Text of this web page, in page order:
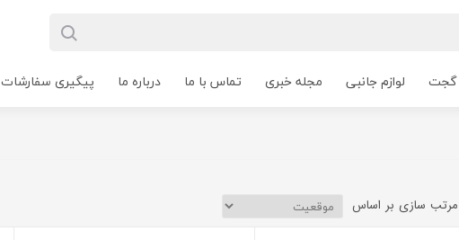
گجت لوازم جانبی مجله خبری تماس با ما درباره ما پیگیری سفارشات
مرتب سازی بر اساس